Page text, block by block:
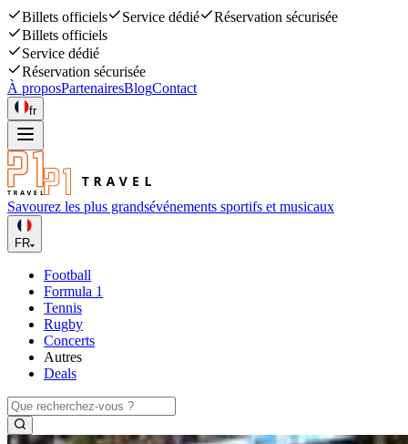
Billets officiels Service dédié
Réservation sécurisée
Billets officiels
Service dédié
Réservation sécurisée
À proposPartenairesBlogContact
fr
Savourez les plus grandsévénements sportifs et musicaux
FR
Football
Formula 1
Tennis
Rugby
Concerts
Autres
Deals